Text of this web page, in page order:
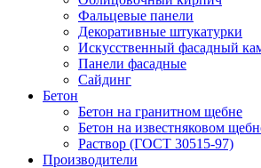
Фальцевые панели
Декоративные штукатурки
Искусственный фасадный
Панели фасадные
Сайдинг
Бетон
Бетон на гранитном щебне
Бетон на известняковом
Раствор (ГОСТ 30515-97)
Производители